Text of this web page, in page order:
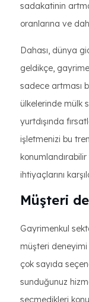
sadakatinin
oranlarına ve
Dahası, dünya
geldikçe,
sadece artması
ülkelerinde mülk
yurtdışında
işletmenizi bu
ihtiyaçlarını
Müşteri
Gayrimenkul
müşteri
çok sayıda
sunduğunuz
seçmedikleri